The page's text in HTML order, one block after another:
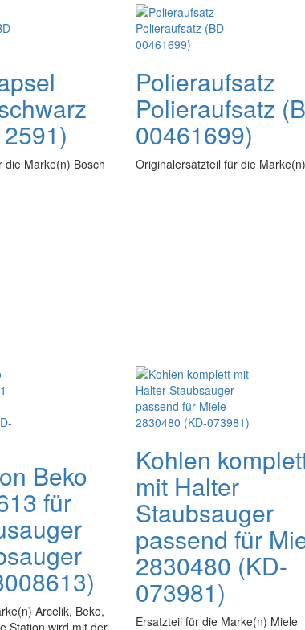
die Marke(n) Bosch
Polieraufsatz
Polieraufsatz
00461699)
Originalersatzteil für die
Beko
für
Arcelik, Beko,
Station wird mit der
Kohlen
mit Halter
Staubsauger
passend für
2830480 (KD-
073981)
Ersatzteil für die Marke(n) Miele